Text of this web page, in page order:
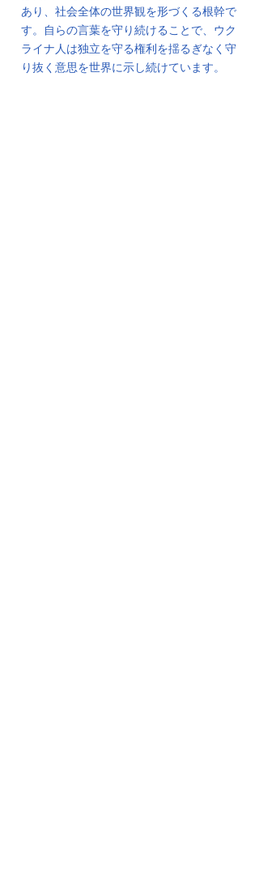
あり、社会全体の世界観を形づくる根幹で
す。自らの言葉を守り続けることで、ウク
ライナ人は独立を守る権利を揺るぎなく守
り抜く意思を世界に示し続けています。